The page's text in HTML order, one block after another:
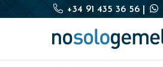
+34 91 435 36 56